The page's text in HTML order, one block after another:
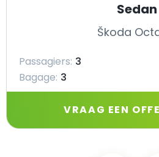
Sedan
Škoda
Passagiers: 3
Bagage: 3
VRAAG EEN